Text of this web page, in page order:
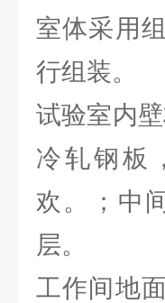
室体采用
行组装。
试验室内
冷轧钢板
欢。；中
层。
工作间地